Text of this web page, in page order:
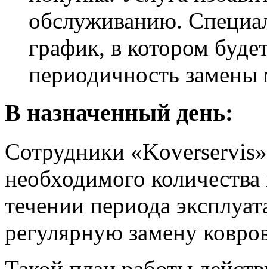
обслуживанию.
график, в котором
периодичность замены
В назначенный день:
Сотрудники
необходимого
течении периода
регулярную замену